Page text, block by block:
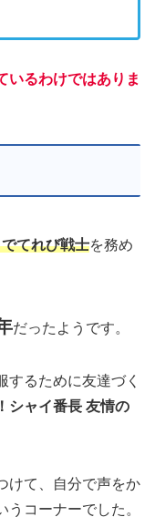
いるわけではありま
てれび戦士を務め
だったようです。
するために友達づく
シャイ番長 友情の
けて、自分で声をか
コーナーでした。